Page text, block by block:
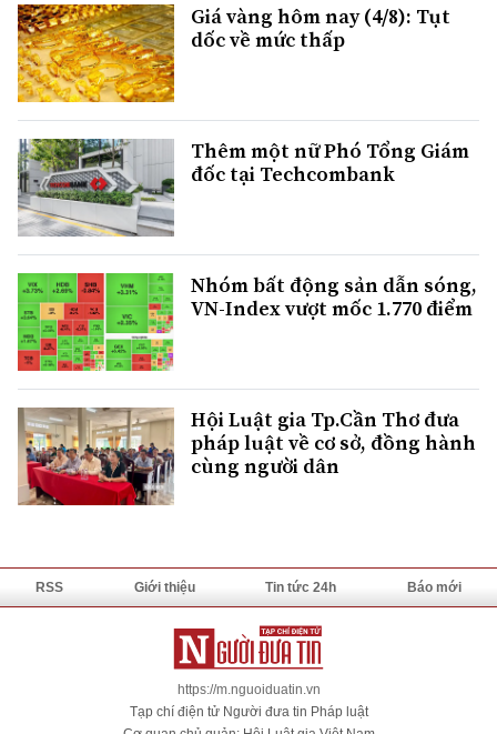
Giá vàng hôm nay (4/8): Tụt
dốc về mức thấp
Thêm một nữ Phó Tổng Giám
đốc tại Techcombank
Nhóm bất động sản dẫn sóng,
VN-Index vượt mốc 1.770 điểm
Hội Luật gia Tp.Cần Thơ đưa
pháp luật về cơ sở, đồng hành
cùng người dân
RSS Giới thiệu Tin tức 24h Báo mới
https://m.nguoiduatin.vn
Tạp chí điện tử Người đưa tin Pháp luật